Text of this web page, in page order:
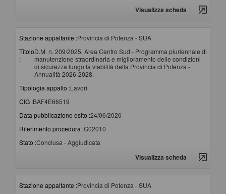
Visualizza scheda
Stazione appaltante :Provincia di Potenza - SUA
Titolo
:
D.M. n. 209/2025. Area Centro Sud - Programma pluriennale di
manutenzione straordinaria e miglioramento delle condizioni
di sicurezza lungo la viabilità della Provincia di Potenza -
Annualità 2026-2028.
Tipologia appalto :Lavori
CIG :BAF4E66519
Data pubblicazione esito :24/06/2026
Riferimento procedura :G02010
Stato :Conclusa - Aggiudicata
Visualizza scheda
Stazione appaltante :Provincia di Potenza - SUA